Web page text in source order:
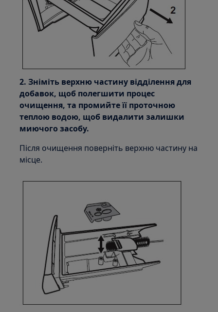
2. Зніміть верхню частину відділення для
добавок, щоб полегшити процес
очищення, та промийте її проточною
теплою водою, щоб видалити залишки
миючого засобу.
Після очищення поверніть верхню частину на
місце.